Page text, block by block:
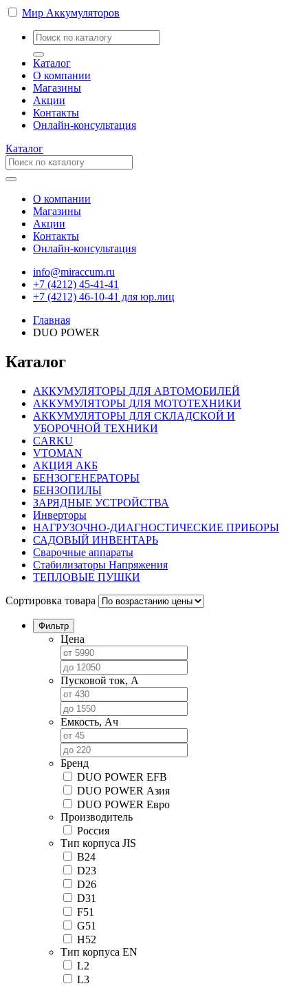
Мир Аккумуляторов
Каталог
О компании
Магазины
Акции
Контакты
Онлайн-консультация
Каталог
О компании
Магазины
Акции
Контакты
Онлайн-консультация
info@miraccum.ru
+7 (4212) 45-41-41
+7 (4212) 46-10-41 для юр.лиц
Главная
DUO POWER
Каталог
АККУМУЛЯТОРЫ ДЛЯ АВТОМОБИЛЕЙ
АККУМУЛЯТОРЫ ДЛЯ МОТОТЕХНИКИ
АККУМУЛЯТОРЫ ДЛЯ СКЛАДСКОЙ И
УБОРОЧНОЙ ТЕХНИКИ
CARKU
VTOMAN
АКЦИЯ АКБ
БЕНЗОГЕНЕРАТОРЫ
БЕНЗОПИЛЫ
ЗАРЯДНЫЕ УСТРОЙСТВА
Инверторы
НАГРУЗОЧНО-ДИАГНОСТИЧЕСКИЕ ПРИБОРЫ
САДОВЫЙ ИНВЕНТАРЬ
Сварочные аппараты
Стабилизаторы Напряжения
ТЕПЛОВЫЕ ПУШКИ
Сортировка товара
Фильтр
Цена
Пусковой ток, А
Емкость, Ач
Бренд
DUO POWER EFB
DUO POWER Азия
DUO POWER Евро
Производитель
Россия
Тип корпуса JIS
B24
D23
D26
D31
F51
G51
H52
Тип корпуса EN
L2
L3